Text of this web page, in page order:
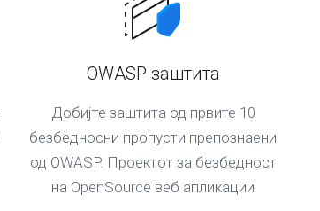
OWASP заштита
Добијте заштита од првите 10
безбедносни пропусти препознаени
од OWASP. Проектот за безбедност
на OpenSource веб апликации